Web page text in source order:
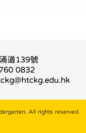
道139號
0832
All rights reserved.